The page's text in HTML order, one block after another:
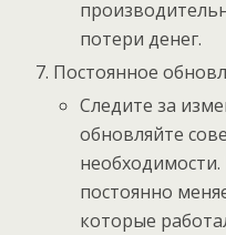
потери денег.
Постоянное
Следите за
обновляйте
постоянно
которые